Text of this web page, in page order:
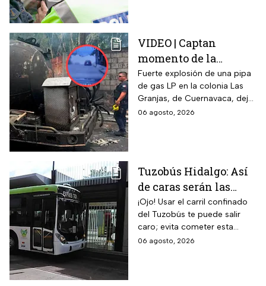
VIDEO | Captan
momento de la
explosión de pipa de
gas en Cuernavaca:
¡Imágenes sensibles!
Fuerte explosión de una pipa
de gas LP en la colonia Las
Granjas, de Cuernavaca, dejó
21 heridos y causó pánico
06 agosto, 2026
Tuzobús Hidalgo: Así
de caras serán las
MULTAS por invadir
el carril confinado a
partir de esta fecha
¡Ojo! Usar el carril confinado
del Tuzobús te puede salir
caro; evita cometer esta
infracción a partir de agosto.
06 agosto, 2026